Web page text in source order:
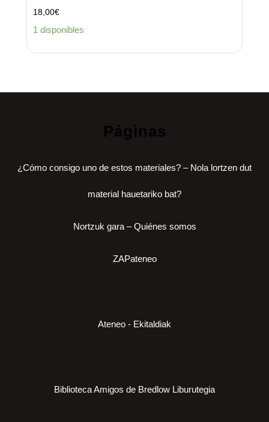
18,00€
1 disponibles
Páginas
¿Cómo consigo uno de estos materiales? – Nola lortzen dut
material hauetariko bat?
Nortzuk gara – Quiénes somos
ZAPateneo
Ateneo - Ekitaldiak
Biblioteca Amigos de Bredlow Liburutegia